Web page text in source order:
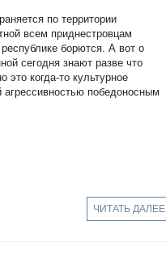
по территории
всем приднестровцам
борются. А вот о
сегодня знают разве что
это когда-то культурное
агрессивностью победоносным
ЧИТАТЬ ДАЛЕЕ